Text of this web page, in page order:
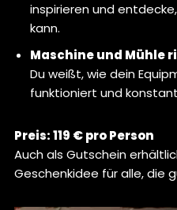
inspirieren und
kann.
Maschine und Mühle
Du weißt, wie dein
funktioniert und
Preis: 119 € pro Person
Auch als Gutschein
Geschenkidee für alle, die